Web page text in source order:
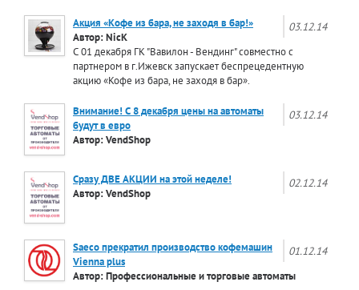
03.12.14
Акция «Кофе из бара, не заходя в бар!»
Автор: NicK
С 01 декабря ГК "Вавилон - Вендинг" совместно с
партнером в г.Ижевск запускает беспрецедентную
акцию «Кофе из бара, не заходя в бар».
03.12.14
Внимание! С 8 декабря цены на автоматы
будут в евро
Автор: VendShop
02.12.14
Сразу ДВЕ АКЦИИ на этой неделе!
Автор: VendShop
01.12.14
Saeco прекратил производство кофемашин
Vienna plus
Автор: Профессиональные и торговые автоматы